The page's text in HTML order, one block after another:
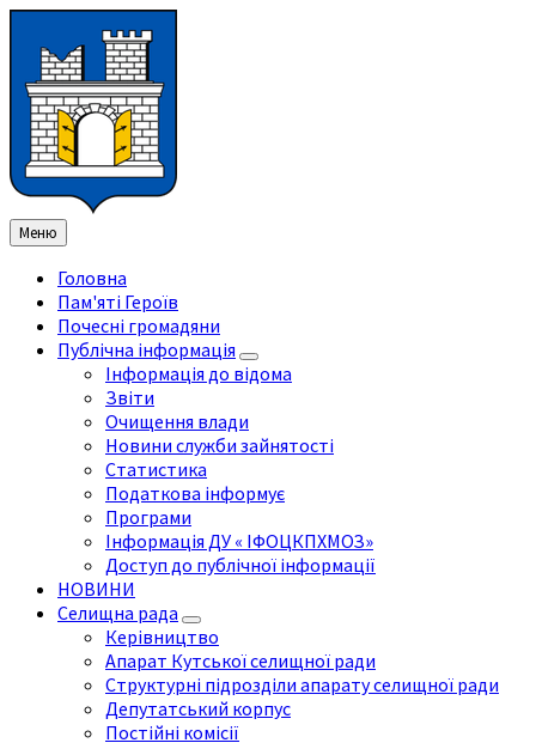
змісту
ліву
бічну
панель
праву
бічну
панель
нижнього
колонтитула
Меню
Головна
Пам'яті Героїв
Почесні громадяни
Публічна інформація
Інформація до відома
Звіти
Очищення влади
Новини служби зайнятості
Статистика
Податкова інформує
Програми
Інформація ДУ « ІФОЦКПХМОЗ»
Доступ до публічної інформації
НОВИНИ
Селищна рада
Керівництво
Апарат Кутської селищної ради
Структурні підрозділи апарату селищної ради
Депутатський корпус
Постійні комісії